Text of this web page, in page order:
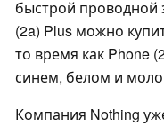
быстрой проводной
(2a) Plus можно
то время как Phone
синем, белом и
Компания Nothing